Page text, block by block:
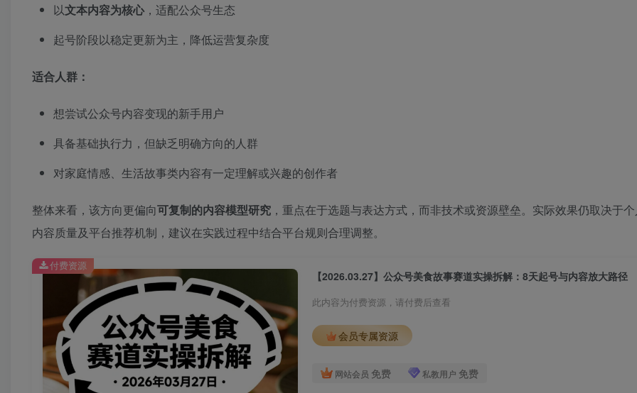
以文本内容为核心 ，适配公众号生态
起号阶段以稳定更新为主，降低运营复杂度
适合人群：
想尝试公众号内容变现的新手用户
具备基础执行力，但缺乏明确方向的人群
对家庭情感、生活故事类内容有一定理解或兴趣的创作者
整体来看，该方向更偏向可复制的内容模型研究 ，重点在于选题与表达方式，而非技术或资源壁垒。实际效果仍取决于个
内容质量及平台推荐机制，建议在实践过程中结合平台规则合理调整。
【2026.03.27】公众号美食故事赛道实操拆解：8天起号与内容放大路径
此内容为付费资源，请付费后查看
会员专属资源
网站会员 免费 私教用户 免费
付费资源